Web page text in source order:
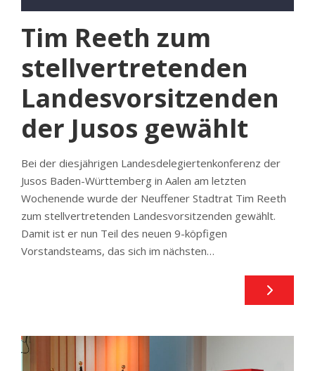
Tim Reeth zum
stellvertretenden
Landesvorsitzenden
der Jusos gewählt
Bei der diesjährigen Landesdelegiertenkonferenz der
Jusos Baden-Württemberg in Aalen am letzten
Wochenende wurde der Neuffener Stadtrat Tim Reeth
zum stellvertretenden Landesvorsitzenden gewählt.
Damit ist er nun Teil des neuen 9-köpfigen
Vorstandsteams, das sich im nächsten…